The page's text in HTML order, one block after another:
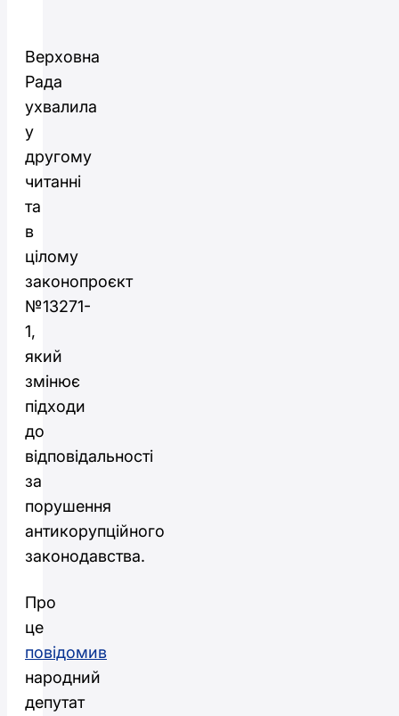
Верховна
Рада
ухвалила
у
другому
читанні
та
в
цілому
законопроєкт
№13271-
1,
який
змінює
підходи
до
відповідальності
за
порушення
антикорупційного
законодавства.
Про
це
повідомив
народний
депутат